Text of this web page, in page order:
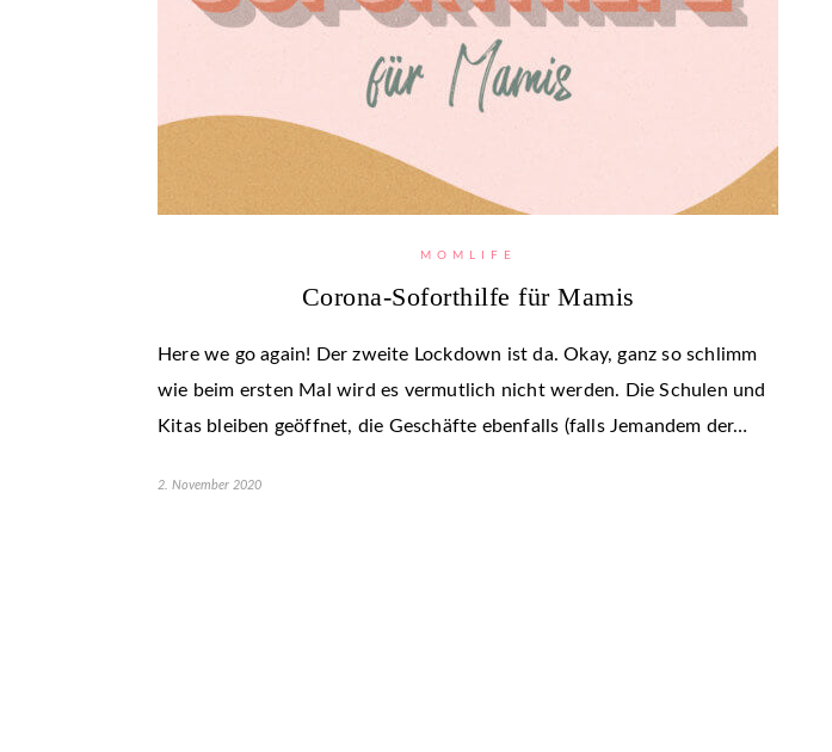
MOMLIFE
Corona-Soforthilfe für Mamis
Here we go again! Der zweite Lockdown ist da. Okay, ganz so schlimm
wie beim ersten Mal wird es vermutlich nicht werden. Die Schulen und
Kitas bleiben geöffnet, die Geschäfte ebenfalls (falls Jemandem der…
2. November 2020